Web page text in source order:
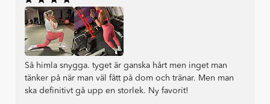
Så himla snygga. tyget är ganska hårt men inget man
tänker på när man väl fått på dom och tränar. Men man
ska definitivt gå upp en storlek. Ny favorit!